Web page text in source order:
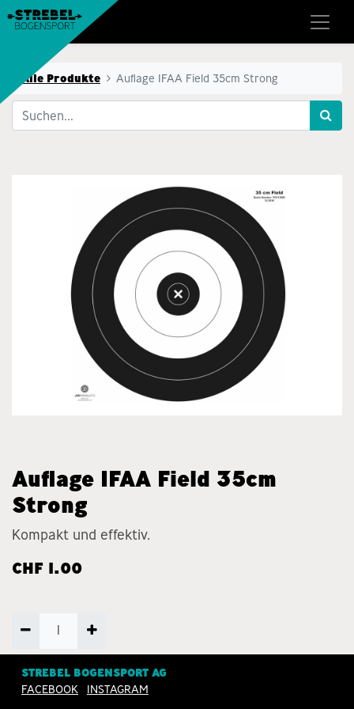
Alle Produkte Auflage IFAA Field 35cm Strong
Auflage IFAA Field 35cm
Strong
Kompakt und effektiv.
CHF 1.00
ZUM WARENKORB
HINZUFÜGEN
STREBEL BOGENSPORT AG
FACEBOOK
INSTAGRAM